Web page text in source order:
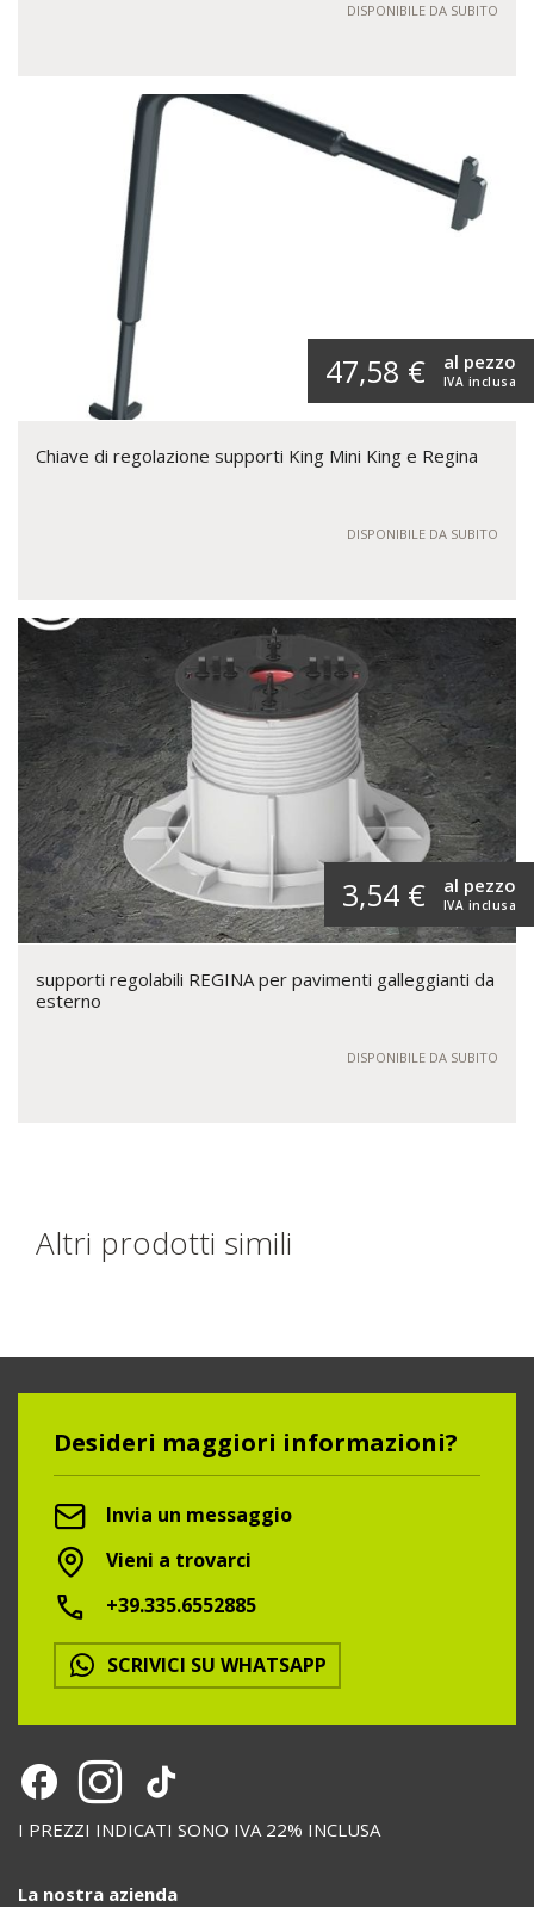
DISPONIBILE DA SUBITO
47,58 € IVA inclusa
al pezzo
Chiave di regolazione supporti King Mini King e Regina
DISPONIBILE DA SUBITO
3,54 € IVA inclusa
al pezzo
supporti regolabili REGINA per pavimenti galleggianti da
esterno
DISPONIBILE DA SUBITO
Altri prodotti simili
Desideri maggiori informazioni?
Invia un messaggio
Vieni a trovarci
+39.335.6552885
SCRIVICI SU WHATSAPP
I PREZZI INDICATI SONO IVA 22% INCLUSA
La nostra azienda